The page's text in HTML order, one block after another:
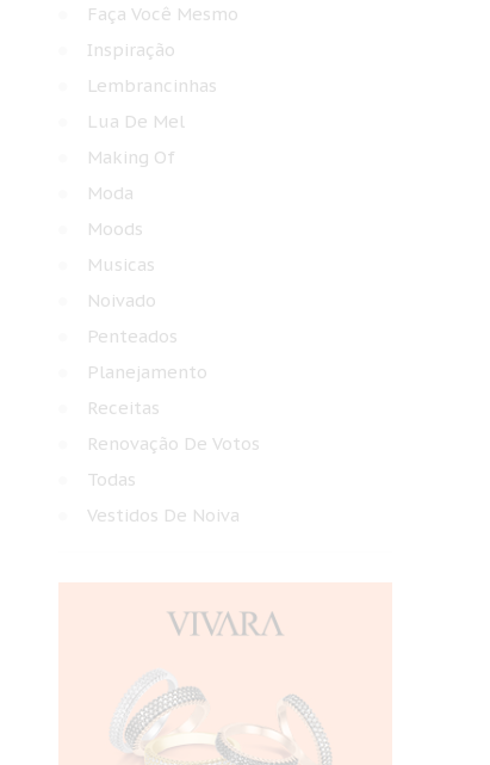
Faça Você Mesmo
Inspiração
Lembrancinhas
Lua De Mel
Making Of
Moda
Moods
Musicas
Noivado
Penteados
Planejamento
Receitas
Renovação De Votos
Todas
Vestidos De Noiva